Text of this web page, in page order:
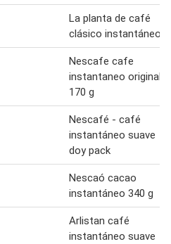
La planta de café
clásico instantáneo
Nescafe cafe
instantaneo original
170 g
Nescafé - café
instantáneo suave
doy pack
Nescaó cacao
instantáneo 340 g
Arlistan café
instantáneo suave